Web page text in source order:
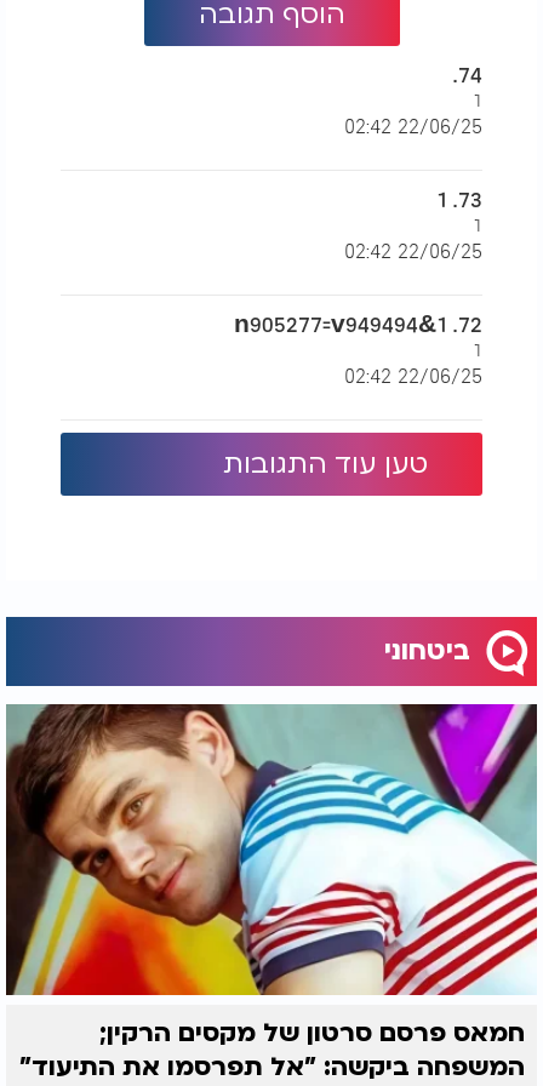
הוסף תגובה
74.
1
22/06/25 02:42
73. 1
1
22/06/25 02:42
72. 1&n905277=v949494
1
22/06/25 02:42
טען עוד התגובות
ביטחוני
חמאס פרסם סרטון של מקסים הרקין;
המשפחה ביקשה: "אל תפרסמו את התיעוד"